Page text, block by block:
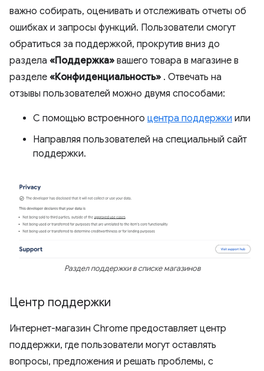
важно собирать, оценивать и отслеживать отчеты об
ошибках и запросы функций. Пользователи смогут
обратиться за поддержкой, прокрутив вниз до
раздела «Поддержка» вашего товара в магазине в
разделе «Конфиденциальность» . Отвечать на
отзывы пользователей можно двумя способами:
С помощью встроенного центра поддержки или
Направляя пользователей на специальный сайт
поддержки.
Раздел поддержки в списке магазинов
Центр поддержки
Интернет-магазин Chrome предоставляет центр
поддержки, где пользователи могут оставлять
вопросы, предложения и решать проблемы, с